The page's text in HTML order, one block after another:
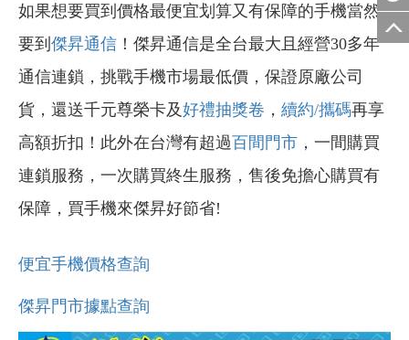
如果想要買到價格最便宜划算又有保障的手機當然
要到 傑昇通信 ！傑昇通信是全台最大且經營30多年
通信連鎖，挑戰手機市場最低價，保證原廠公司
貨，還送千元尊榮卡及好禮抽獎卷 ， 續約/攜碼再享
高額折扣！此外在台灣有超過百間門市 ，一間購買
連鎖服務，一次購買終生服務，售後免擔心購買有
保障，買手機來傑昇好節省!
便宜手機價格查詢
傑昇門市據點查詢